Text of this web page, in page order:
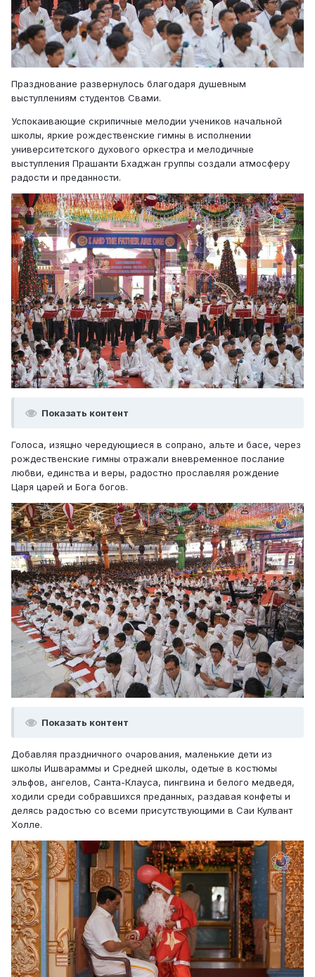
Празднование развернулось благодаря душевным
выступлениям студентов Свами.
Успокаивающие скрипичные мелодии учеников начальной
школы, яркие рождественские гимны в исполнении
университетского духового оркестра и мелодичные
выступления Прашанти Бхаджан группы создали атмосферу
радости и преданности.
Показать контент
Голоса, изящно чередующиеся в сопрано, альте и басе, через
рождественские гимны отражали вневременное послание
любви, единства и веры, радостно прославляя рождение
Царя царей и Бога богов.
Показать контент
Добавляя праздничного очарования, маленькие дети из
школы Ишвараммы и Средней школы, одетые в костюмы
эльфов, ангелов, Санта-Клауса, пингвина и белого медведя,
ходили среди собравшихся преданных, раздавая конфеты и
делясь радостью со всеми присутствующими в Саи Кулвант
Холле.